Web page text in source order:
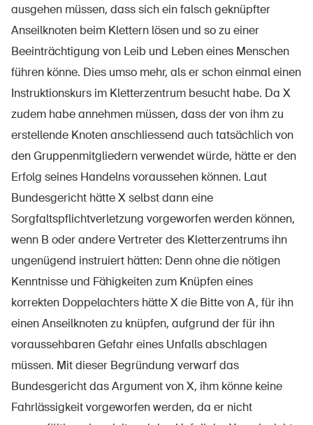
ausgehen müssen, dass sich ein falsch geknüpfter
Anseilknoten beim Klettern lösen und so zu einer
Beeinträchtigung von Leib und Leben eines Menschen
führen könne. Dies umso mehr, als er schon einmal einen
Instruktionskurs im Kletterzentrum besucht habe. Da X
zudem habe annehmen müssen, dass der von ihm zu
erstellende Knoten anschliessend auch tatsächlich von
den Gruppenmitgliedern verwendet würde, hätte er den
Erfolg seines Handelns voraussehen können. Laut
Bundesgericht hätte X selbst dann eine
Sorgfaltspflichtverletzung vorgeworfen werden können,
wenn B oder andere Vertreter des Kletterzentrums ihn
ungenügend instruiert hätten: Denn ohne die nötigen
Kenntnisse und Fähigkeiten zum Knüpfen eines
korrekten Doppelachters hätte X die Bitte von A, für ihn
einen Anseilknoten zu knüpfen, aufgrund der für ihn
voraussehbaren Gefahr eines Unfalls abschlagen
müssen. Mit dieser Begründung verwarf das
Bundesgericht das Argument von X, ihm könne keine
Fahrlässigkeit vorgeworfen werden, da er nicht